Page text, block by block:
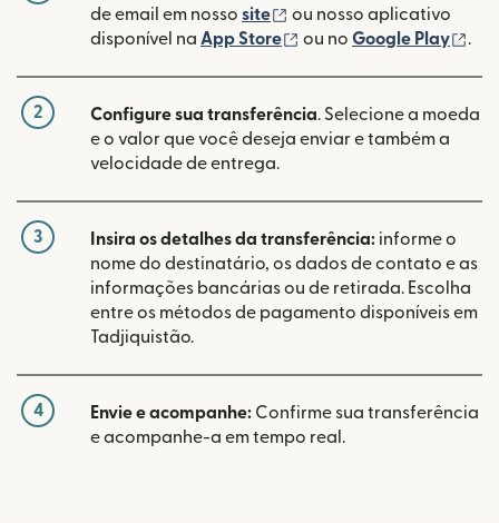
de email em nosso site (abre em uma nova
ou nosso aplicativo
disponível na App Store (abre em uma nova
ou no Google Play .
2 Configure sua transferência. Selecione a moeda
e o valor que você deseja enviar e também a
velocidade de entrega.
3 Insira os detalhes da transferência: informe o
nome do destinatário, os dados de contato e as
informações bancárias ou de retirada. Escolha
entre os métodos de pagamento disponíveis em
Tadjiquistão.
4 Envie e acompanhe: Confirme sua transferência
e acompanhe-a em tempo real.